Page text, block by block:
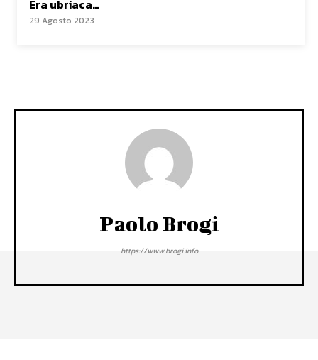
Era ubriaca…
29 Agosto 2023
Paolo Brogi
https://www.brogi.info